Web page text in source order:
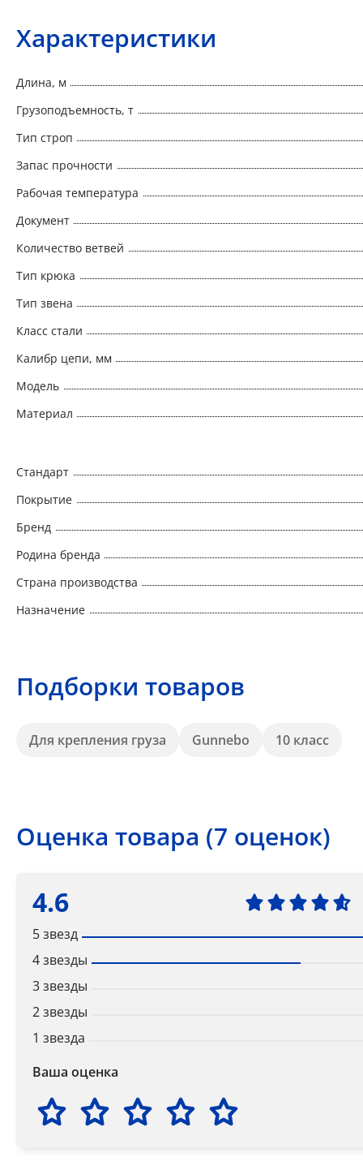
Характеристики
Длина, м
Грузоподъемность, т
Тип строп
Запас прочности
Рабочая температура
Документ
Количество ветвей
Тип крюка
Тип звена
Класс стали
Калибр цепи, мм
Модель
Материал
Стандарт
Покрытие
Бренд
Родина бренда
Страна производства
Назначение
Подборки товаров
Для крепления груза Gunnebo 10 класс
Оценка товара (7 оценок)
4.6
5 звезд
4 звезды
3 звезды
2 звезды
1 звезда
Ваша оценка